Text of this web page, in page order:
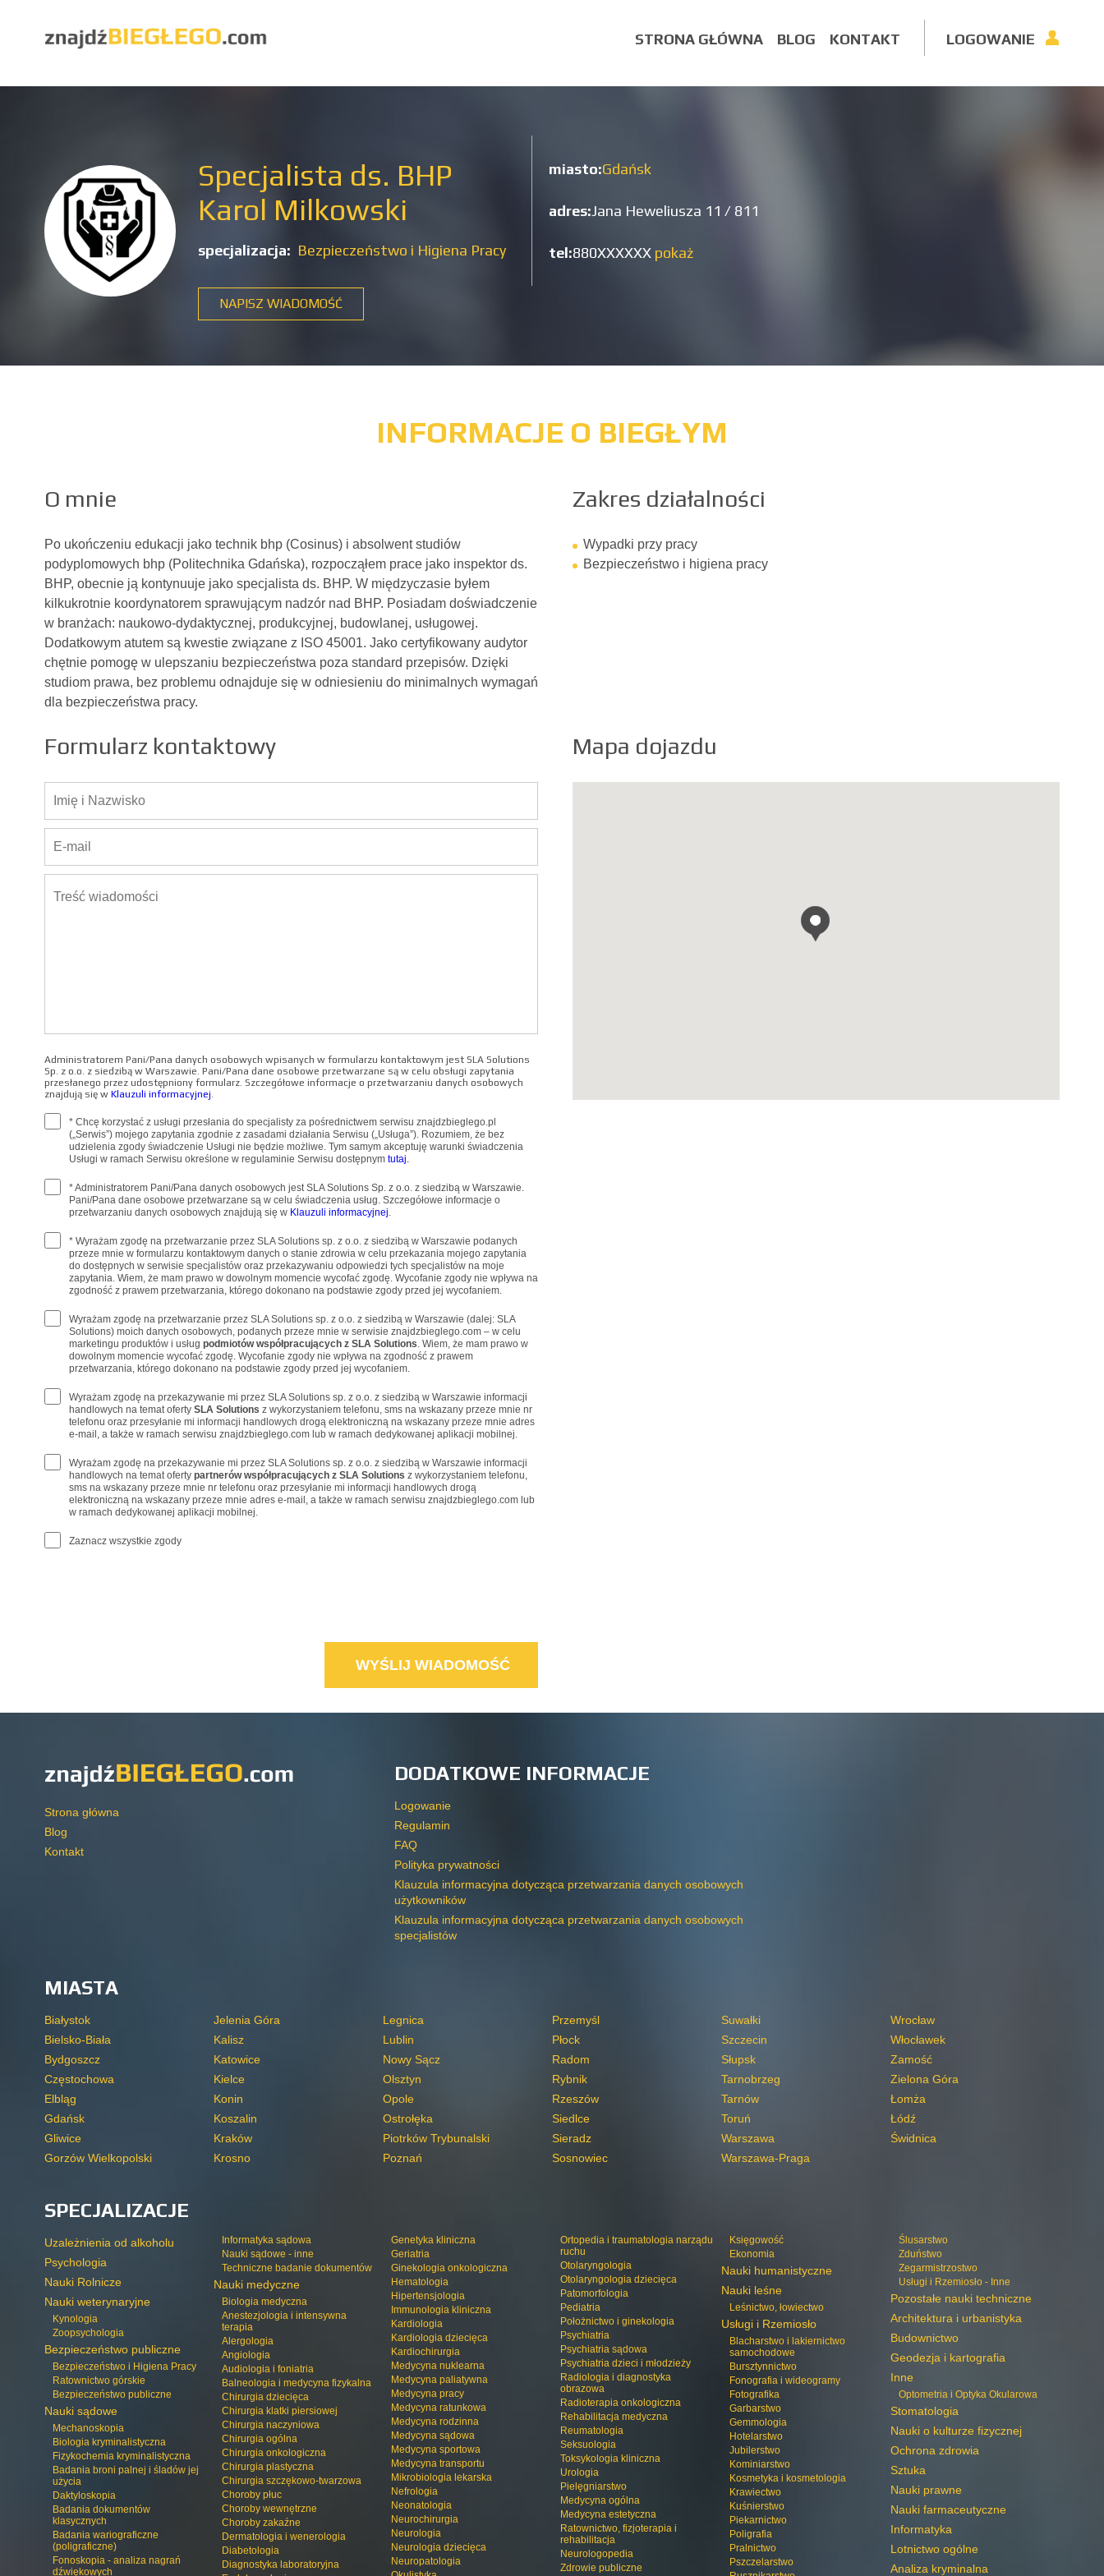
LOGOWANIE
STRONA GŁÓWNA BLOG KONTAKT
Specjalista ds. BHP
Karol Milkowski
specjalizacja: Bezpieczeństwo i Higiena Pracy
NAPISZ WIADOMOŚĆ
miasto:Gdańsk
adres:Jana Heweliusza 11 / 811
tel:880XXXXXX pokaż
INFORMACJE O BIEGŁYM
O mnie
Po ukończeniu edukacji jako technik bhp (Cosinus) i absolwent studiów
podyplomowych bhp (Politechnika Gdańska), rozpocząłem prace jako inspektor ds.
BHP, obecnie ją kontynuuje jako specjalista ds. BHP. W międzyczasie byłem
kilkukrotnie koordynatorem sprawującym nadzór nad BHP. Posiadam doświadczenie
w branżach: naukowo-dydaktycznej, produkcyjnej, budowlanej, usługowej.
Dodatkowym atutem są kwestie związane z ISO 45001. Jako certyfikowany audytor
chętnie pomogę w ulepszaniu bezpieczeństwa poza standard przepisów. Dzięki
studiom prawa, bez problemu odnajduje się w odniesieniu do minimalnych wymagań
dla bezpieczeństwa pracy.
Zakres działalności
Wypadki przy pracy
Bezpieczeństwo i higiena pracy
Formularz kontaktowy
Administratorem Pani/Pana danych osobowych wpisanych w formularzu kontaktowym jest SLA Solutions
Sp. z o.o. z siedzibą w Warszawie. Pani/Pana dane osobowe przetwarzane są w celu obsługi zapytania
przesłanego przez udostępniony formularz. Szczegółowe informacje o przetwarzaniu danych osobowych
znajdują się w Klauzuli informacyjnej.
* Chcę korzystać z usługi przesłania do specjalisty za pośrednictwem serwisu znajdzbieglego.pl
(„Serwis”) mojego zapytania zgodnie z zasadami działania Serwisu („Usługa”). Rozumiem, że bez
udzielenia zgody świadczenie Usługi nie będzie możliwe. Tym samym akceptuję warunki świadczenia
Usługi w ramach Serwisu określone w regulaminie Serwisu dostępnym tutaj.
* Administratorem Pani/Pana danych osobowych jest SLA Solutions Sp. z o.o. z siedzibą w Warszawie.
Pani/Pana dane osobowe przetwarzane są w celu świadczenia usług. Szczegółowe informacje o
przetwarzaniu danych osobowych znajdują się w Klauzuli informacyjnej.
* Wyrażam zgodę na przetwarzanie przez SLA Solutions sp. z o.o. z siedzibą w Warszawie podanych
przeze mnie w formularzu kontaktowym danych o stanie zdrowia w celu przekazania mojego zapytania
do dostępnych w serwisie specjalistów oraz przekazywaniu odpowiedzi tych specjalistów na moje
zapytania. Wiem, że mam prawo w dowolnym momencie wycofać zgodę. Wycofanie zgody nie wpływa na
zgodność z prawem przetwarzania, którego dokonano na podstawie zgody przed jej wycofaniem.
Wyrażam zgodę na przetwarzanie przez SLA Solutions sp. z o.o. z siedzibą w Warszawie (dalej: SLA
Solutions) moich danych osobowych, podanych przeze mnie w serwisie znajdzbieglego.com – w celu
marketingu produktów i usług podmiotów współpracujących z SLA Solutions. Wiem, że mam prawo w
dowolnym momencie wycofać zgodę. Wycofanie zgody nie wpływa na zgodność z prawem
przetwarzania, którego dokonano na podstawie zgody przed jej wycofaniem.
Wyrażam zgodę na przekazywanie mi przez SLA Solutions sp. z o.o. z siedzibą w Warszawie informacji
handlowych na temat oferty SLA Solutions z wykorzystaniem telefonu, sms na wskazany przeze mnie nr
telefonu oraz przesyłanie mi informacji handlowych drogą elektroniczną na wskazany przeze mnie adres
e-mail, a także w ramach serwisu znajdzbieglego.com lub w ramach dedykowanej aplikacji mobilnej.
Wyrażam zgodę na przekazywanie mi przez SLA Solutions sp. z o.o. z siedzibą w Warszawie informacji
handlowych na temat oferty partnerów współpracujących z SLA Solutions z wykorzystaniem telefonu,
sms na wskazany przeze mnie nr telefonu oraz przesyłanie mi informacji handlowych drogą
elektroniczną na wskazany przeze mnie adres e-mail, a także w ramach serwisu znajdzbieglego.com lub
w ramach dedykowanej aplikacji mobilnej.
Zaznacz wszystkie zgody
Mapa dojazdu
Strona główna
Blog
Kontakt
DODATKOWE INFORMACJE
Logowanie
Regulamin
FAQ
Polityka prywatności
Klauzula informacyjna dotycząca przetwarzania danych osobowych
użytkowników
Klauzula informacyjna dotycząca przetwarzania danych osobowych
specjalistów
MIASTA
Białystok
Bielsko-Biała
Bydgoszcz
Częstochowa
Elbląg
Gdańsk
Gliwice
Gorzów Wielkopolski
Jelenia Góra
Kalisz
Katowice
Kielce
Konin
Koszalin
Kraków
Krosno
Legnica
Lublin
Nowy Sącz
Olsztyn
Opole
Ostrołęka
Piotrków Trybunalski
Poznań
Przemyśl
Płock
Radom
Rybnik
Rzeszów
Siedlce
Sieradz
Sosnowiec
Suwałki
Szczecin
Słupsk
Tarnobrzeg
Tarnów
Toruń
Warszawa
Warszawa-Praga
Wrocław
Włocławek
Zamość
Zielona Góra
Łomża
Łódź
Świdnica
SPECJALIZACJE
Uzależnienia od alkoholu
Psychologia
Nauki Rolnicze
Nauki weterynaryjne
Kynologia
Zoopsychologia
Bezpieczeństwo publiczne
Bezpieczeństwo i Higiena Pracy
Ratownictwo górskie
Bezpieczeństwo publiczne
Nauki sądowe
Mechanoskopia
Biologia kryminalistyczna
Fizykochemia kryminalistyczna
Badania broni palnej i śladów jej
użycia
Daktyloskopia
Badania dokumentów
klasycznych
Badania wariograficzne
(poligraficzne)
Fonoskopia - analiza nagrań
dźwiękowych
Informatyka sądowa
Nauki sądowe - inne
Techniczne badanie dokumentów
Nauki medyczne
Biologia medyczna
Anestezjologia i intensywna
terapia
Alergologia
Angiologia
Audiologia i foniatria
Balneologia i medycyna fizykalna
Chirurgia dziecięca
Chirurgia klatki piersiowej
Chirurgia naczyniowa
Chirurgia ogólna
Chirurgia onkologiczna
Chirurgia plastyczna
Chirurgia szczękowo-twarzowa
Choroby płuc
Choroby wewnętrzne
Choroby zakaźne
Dermatologia i wenerologia
Diabetologia
Diagnostyka laboratoryjna
Genetyka kliniczna
Geriatria
Ginekologia onkologiczna
Hematologia
Hipertensjologia
Immunologia kliniczna
Kardiologia
Kardiologia dziecięca
Kardiochirurgia
Medycyna nuklearna
Medycyna paliatywna
Medycyna pracy
Medycyna ratunkowa
Medycyna rodzinna
Medycyna sądowa
Medycyna sportowa
Medycyna transportu
Mikrobiologia lekarska
Nefrologia
Neonatologia
Neurochirurgia
Neurologia
Neurologia dziecięca
Neuropatologia
Ortopedia i traumatologia narządu
ruchu
Otolaryngologia
Otolaryngologia dziecięca
Patomorfologia
Pediatria
Położnictwo i ginekologia
Psychiatria
Psychiatria sądowa
Psychiatria dzieci i młodzieży
Radiologia i diagnostyka
obrazowa
Radioterapia onkologiczna
Rehabilitacja medyczna
Reumatologia
Seksuologia
Toksykologia kliniczna
Urologia
Pielęgniarstwo
Medycyna ogólna
Medycyna estetyczna
Ratownictwo, fizjoterapia i
rehabilitacja
Neurologopedia
Zdrowie publiczne
Księgowość
Ekonomia
Nauki humanistyczne
Nauki leśne
Leśnictwo, łowiectwo
Usługi i Rzemiosło
Blacharstwo i lakiernictwo
samochodowe
Bursztynnictwo
Fonografia i wideogramy
Fotografika
Garbarstwo
Gemmologia
Hotelarstwo
Jubilerstwo
Kominiarstwo
Kosmetyka i kosmetologia
Krawiectwo
Kuśnierstwo
Piekarnictwo
Poligrafia
Pralnictwo
Pszczelarstwo
Ślusarstwo
Zduństwo
Zegarmistrzostwo
Usługi i Rzemiosło - Inne
Pozostałe nauki techniczne
Architektura i urbanistyka
Budownictwo
Geodezja i kartografia
Inne
Optometria i Optyka Okularowa
Stomatologia
Nauki o kulturze fizycznej
Ochrona zdrowia
Sztuka
Nauki prawne
Nauki farmaceutyczne
Informatyka
Lotnictwo ogólne
Analiza kryminalna